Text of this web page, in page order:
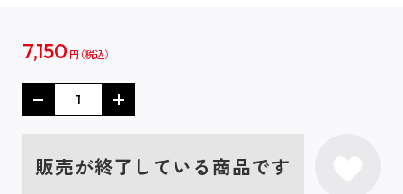
7,150 円
販売が終了している商品です